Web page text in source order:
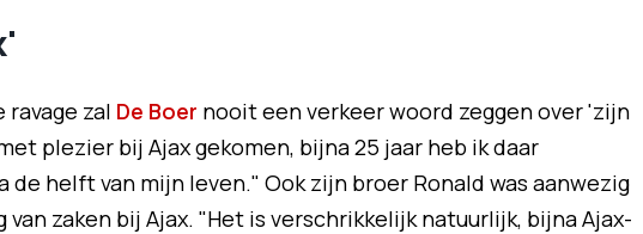
ravage zal De Boer nooit een verkeer woord zeggen over 'zijn
plezier bij Ajax gekomen, bijna 25 jaar heb ik daar
de helft van mijn leven." Ook zijn broer Ronald was aanwezig
zaken bij Ajax. "Het is verschrikkelijk natuurlijk, bijna Ajax-